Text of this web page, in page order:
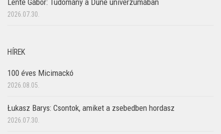
Lente Gábor: Tudomány a Dűne univerzumában
2026.07.30.
HÍREK
100 éves Micimackó
2026.08.05.
Łukasz Barys: Csontok, amiket a zsebedben hordasz
2026.07.30.